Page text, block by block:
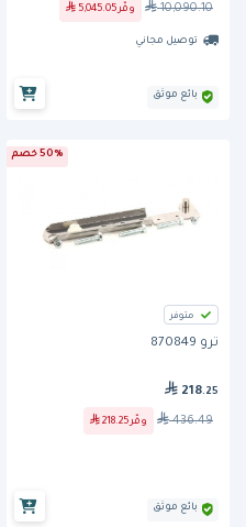
10,090.10 وفّر 5,045.05
توصيل مجاني
بائع موثق
50% خصم
متوفر
ترو 870849
218.25
436.49 وفّر 218.25
بائع موثق